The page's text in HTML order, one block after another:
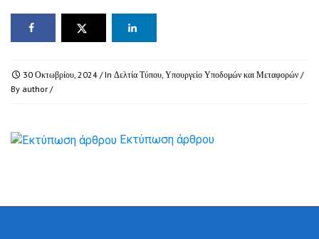
30 Οκτωβρίου, 2024 / In Δελτία Τύπου, Υπουργείο Υποδομών και Μεταφορών /
By author /
Εκτύπωση άρθρου